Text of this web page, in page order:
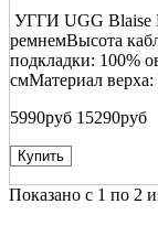
УГГИ UGG Blaise
ремнемВысота
подкладки: 100%
смМатериал
5990руб 15290руб
Купить
Показано с 1 по 2